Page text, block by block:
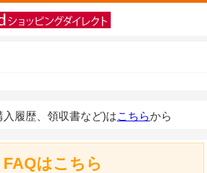
入履歴、領収書など)はこちらから
FAQはこちら